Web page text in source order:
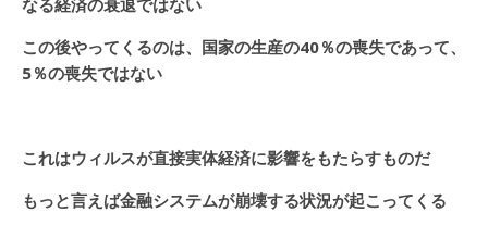
なる経済の衰退ではない
この後やってくるのは、国家の生産の40％の喪失であって、
5％の喪失ではない
これはウィルスが直接実体経済に影響をもたらすものだ
もっと言えば金融システムが崩壊する状況が起こってくる